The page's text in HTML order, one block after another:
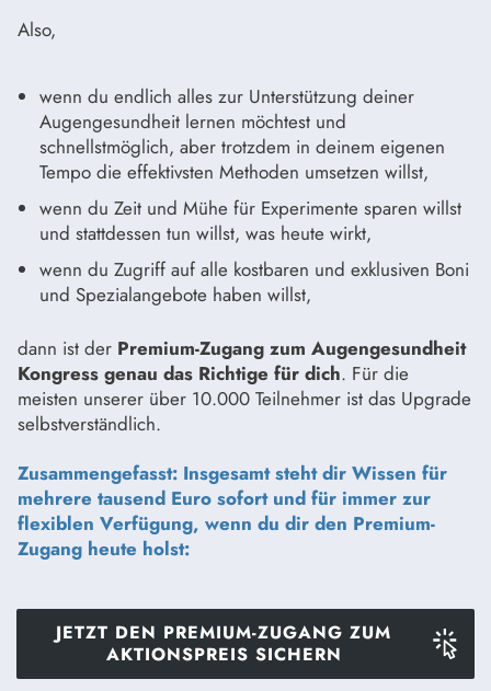
Also,
wenn du endlich alles zur Unterstützung deiner
Augengesundheit lernen möchtest und
schnellstmöglich, aber trotzdem in deinem eigenen
Tempo die effektivsten Methoden umsetzen willst,
wenn du Zeit und Mühe für Experimente sparen willst
und stattdessen tun willst, was heute wirkt,
wenn du Zugriff auf alle kostbaren und exklusiven Boni
und Spezialangebote haben willst,
dann ist der Premium-Zugang zum Augengesundheit
Kongress genau das Richtige für dich. Für die
meisten unserer über 10.000 Teilnehmer ist das Upgrade
selbstverständlich.
Zusammengefasst: Insgesamt steht dir Wissen für
mehrere tausend Euro sofort und für immer zur
flexiblen Verfügung, wenn du dir den Premium-
Zugang heute holst:
JETZT DEN PREMIUM-ZUGANG ZUM
AKTIONSPREIS SICHERN